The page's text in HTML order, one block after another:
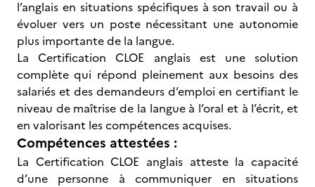
l’anglais en situations spécifiques à son travail ou à
évoluer vers un poste nécessitant une autonomie
plus importante de la langue.
La Certification CLOE anglais est une solution
complète qui répond pleinement aux besoins des
salariés et des demandeurs d’emploi en certifiant le
niveau de maîtrise de la langue à l’oral et à l’écrit, et
en valorisant les compétences acquises.
Compétences attestées :
La Certification CLOE anglais atteste la capacité
d’une personne à communiquer en situations